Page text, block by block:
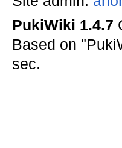
PukiWiki 1.4.7
Based on
sec.